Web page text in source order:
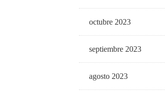
octubre 2023
septiembre 2023
agosto 2023